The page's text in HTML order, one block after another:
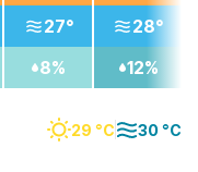
29 °C 30 °C
27°
8%
28°
12%